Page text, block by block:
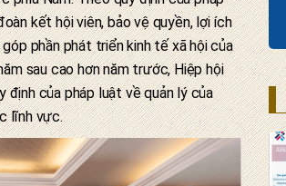
kết hội viên, bảo vệ quyền, lợi ích
phần phát triển kinh tế xã hội của
sau cao hơn năm trước, Hiệp hội
của pháp luật về quản lý của
lĩnh vực.